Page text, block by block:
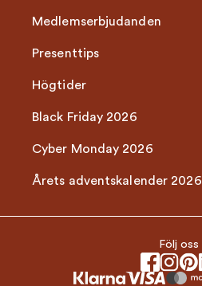
Medlemserbjudanden
Presenttips
Högtider
Black Friday 2026
Cyber Monday 2026
Årets adventskalender 2026
Följ oss